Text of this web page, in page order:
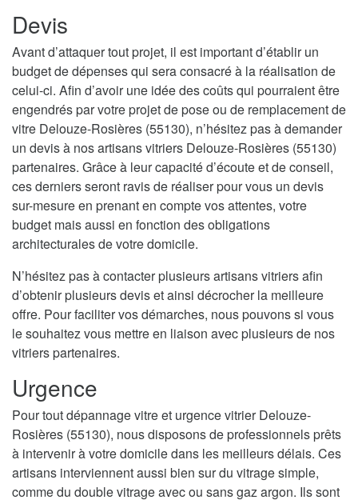
Devis
Avant d’attaquer tout projet, il est important d’établir un
budget de dépenses qui sera consacré à la réalisation de
celui-ci. Afin d’avoir une idée des coûts qui pourraient être
engendrés par votre projet de pose ou de remplacement de
vitre Delouze-Rosières (55130), n’hésitez pas à demander
un devis à nos artisans vitriers Delouze-Rosières (55130)
partenaires. Grâce à leur capacité d’écoute et de conseil,
ces derniers seront ravis de réaliser pour vous un devis
sur-mesure en prenant en compte vos attentes, votre
budget mais aussi en fonction des obligations
architecturales de votre domicile.
N’hésitez pas à contacter plusieurs artisans vitriers afin
d’obtenir plusieurs devis et ainsi décrocher la meilleure
offre. Pour faciliter vos démarches, nous pouvons si vous
le souhaitez vous mettre en liaison avec plusieurs de nos
vitriers partenaires.
Urgence
Pour tout dépannage vitre et urgence vitrier Delouze-
Rosières (55130), nous disposons de professionnels prêts
à intervenir à votre domicile dans les meilleurs délais. Ces
artisans interviennent aussi bien sur du vitrage simple,
comme du double vitrage avec ou sans gaz argon. Ils sont